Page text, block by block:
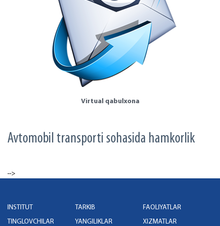
Virtual qabulxona
Avtomobil transporti sohasida hamkorlik
-->
INSTITUT TARKIB
FAOLIYATLAR
TINGLOVCHILAR
YANGILIKLAR XIZMATLAR